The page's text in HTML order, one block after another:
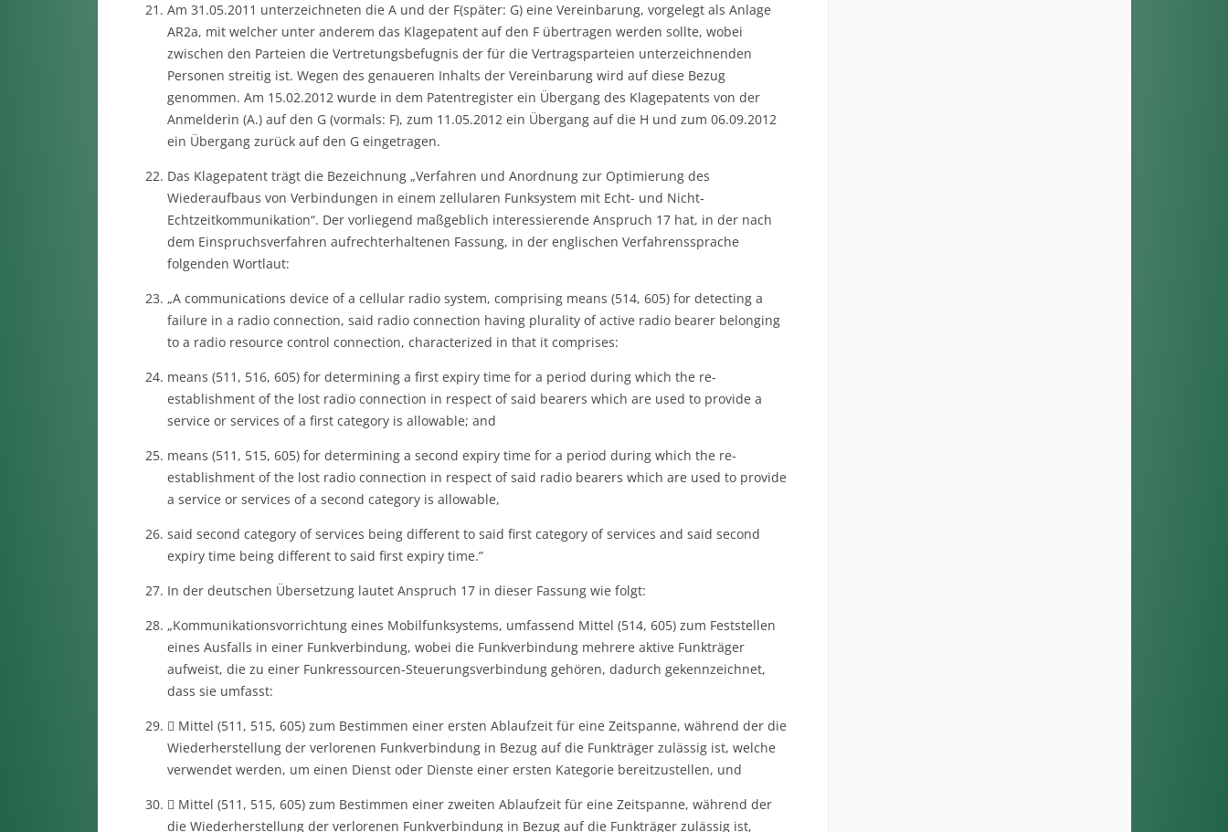
Am 31.05.2011 unterzeichneten die A und der F(später: G) eine Vereinbarung, vorgelegt als Anlage
AR2a, mit welcher unter anderem das Klagepatent auf den F übertragen werden sollte, wobei
zwischen den Parteien die Vertretungsbefugnis der für die Vertragsparteien unterzeichnenden
Personen streitig ist. Wegen des genaueren Inhalts der Vereinbarung wird auf diese Bezug
genommen. Am 15.02.2012 wurde in dem Patentregister ein Übergang des Klagepatents von der
Anmelderin (A.) auf den G (vormals: F), zum 11.05.2012 ein Übergang auf die H und zum 06.09.2012
ein Übergang zurück auf den G eingetragen.
Das Klagepatent trägt die Bezeichnung „Verfahren und Anordnung zur Optimierung des
Wiederaufbaus von Verbindungen in einem zellularen Funksystem mit Echt- und Nicht-
Echtzeitkommunikation“. Der vorliegend maßgeblich interessierende Anspruch 17 hat, in der nach
dem Einspruchsverfahren aufrechterhaltenen Fassung, in der englischen Verfahrenssprache
folgenden Wortlaut:
„A communications device of a cellular radio system, comprising means (514, 605) for detecting a
failure in a radio connection, said radio connection having plurality of active radio bearer belonging
to a radio resource control connection, characterized in that it comprises:
means (511, 516, 605) for determining a first expiry time for a period during which the re-
establishment of the lost radio connection in respect of said bearers which are used to provide a
service or services of a first category is allowable; and
means (511, 515, 605) for determining a second expiry time for a period during which the re-
establishment of the lost radio connection in respect of said radio bearers which are used to provide
a service or services of a second category is allowable,
said second category of services being different to said first category of services and said second
expiry time being different to said first expiry time.”
In der deutschen Übersetzung lautet Anspruch 17 in dieser Fassung wie folgt:
„Kommunikationsvorrichtung eines Mobilfunksystems, umfassend Mittel (514, 605) zum Feststellen
eines Ausfalls in einer Funkverbindung, wobei die Funkverbindung mehrere aktive Funkträger
aufweist, die zu einer Funkressourcen-Steuerungsverbindung gehören, dadurch gekennzeichnet,
dass sie umfasst:
 Mittel (511, 515, 605) zum Bestimmen einer ersten Ablaufzeit für eine Zeitspanne, während der die
Wiederherstellung der verlorenen Funkverbindung in Bezug auf die Funkträger zulässig ist, welche
verwendet werden, um einen Dienst oder Dienste einer ersten Kategorie bereitzustellen, und
 Mittel (511, 515, 605) zum Bestimmen einer zweiten Ablaufzeit für eine Zeitspanne, während der
die Wiederherstellung der verlorenen Funkverbindung in Bezug auf die Funkträger zulässig ist,